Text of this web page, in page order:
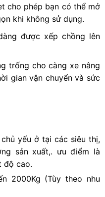
cho phép bạn có thể mở
khi không sử dụng.
được xếp chồng lên
trống cho càng xe nâng
gian vận chuyển và sức
yếu ở tại các siêu thị,
sản xuất,. ưu điểm là
độ cao.
2000Kg (Tùy theo nhu